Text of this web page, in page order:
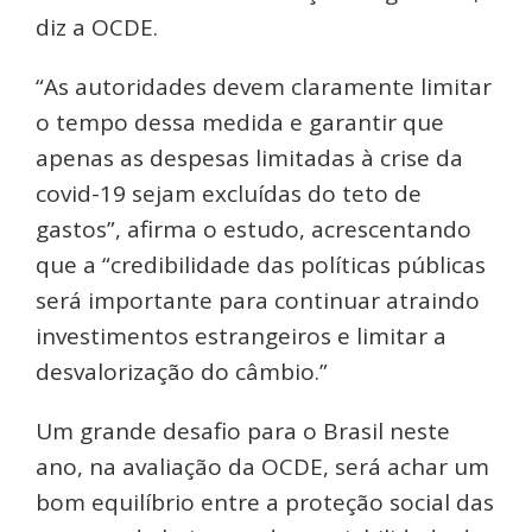
diz a OCDE.
“As autoridades devem claramente limitar
o tempo dessa medida e garantir que
apenas as despesas limitadas à crise da
covid-19 sejam excluídas do teto de
gastos”, afirma o estudo, acrescentando
que a “credibilidade das políticas públicas
será importante para continuar atraindo
investimentos estrangeiros e limitar a
desvalorização do câmbio.”
Um grande desafio para o Brasil neste
ano, na avaliação da OCDE, será achar um
bom equilíbrio entre a proteção social das